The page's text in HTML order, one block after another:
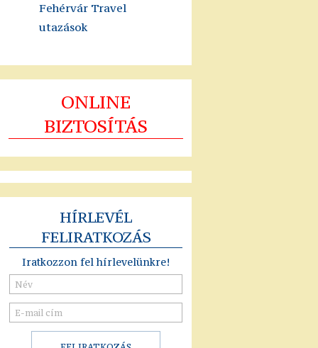
Fehérvár Travel
utazások
ONLINE
BIZTOSÍTÁS
HÍRLEVÉL
FELIRATKOZÁS
Iratkozzon fel hírlevelünkre!